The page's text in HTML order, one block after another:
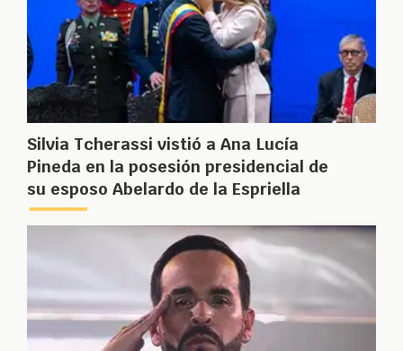
Silvia Tcherassi vistió a Ana Lucía
Pineda en la posesión presidencial de
su esposo Abelardo de la Espriella